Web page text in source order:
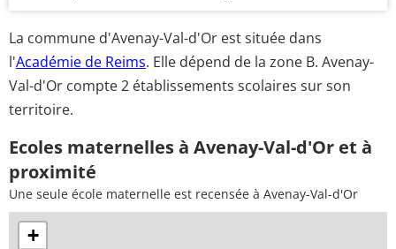
La commune d'Avenay-Val-d'Or est située dans
l'Académie de Reims. Elle dépend de la zone B. Avenay-
Val-d'Or compte 2 établissements scolaires sur son
territoire.
Ecoles maternelles à Avenay-Val-d'Or et à
proximité
Une seule école maternelle est recensée à Avenay-Val-d'Or
+